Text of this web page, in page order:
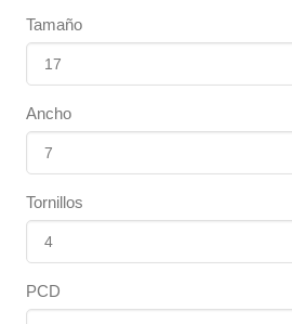
Tamaño
Ancho
Tornillos
PCD